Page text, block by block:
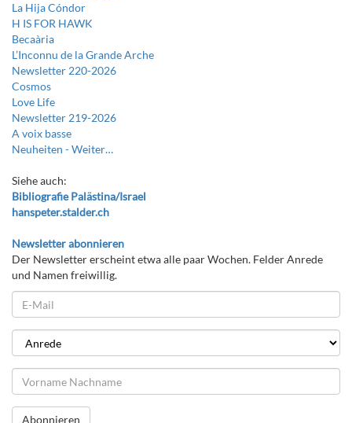
La Hija Cóndor
H IS FOR HAWK
Becaària
L’Inconnu de la Grande Arche
Newsletter 220-2026
Cosmos
Love Life
Newsletter 219-2026
A voix basse
Neuheiten -Weiter…
Siehe auch:
Bibliografie Palästina/Israel
hanspeter.stalder.ch
Newsletter abonnieren
Der Newsletter erscheint etwa alle paar Wochen. Felder Anrede
und Namen freiwillig.
Abonnieren